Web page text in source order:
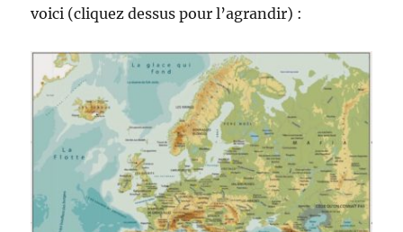
voici (cliquez dessus pour l’agrandir) :